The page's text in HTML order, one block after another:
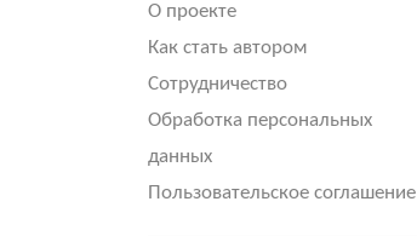
О проекте
Как стать автором
Сотрудничество
Обработка персональных
данных
Пользовательское соглашение